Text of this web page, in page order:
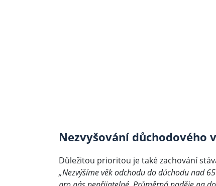
Nezvyšování důchodového
Důležitou prioritou je také zachování
„Nezvýšíme věk odchodu do důchodu nad